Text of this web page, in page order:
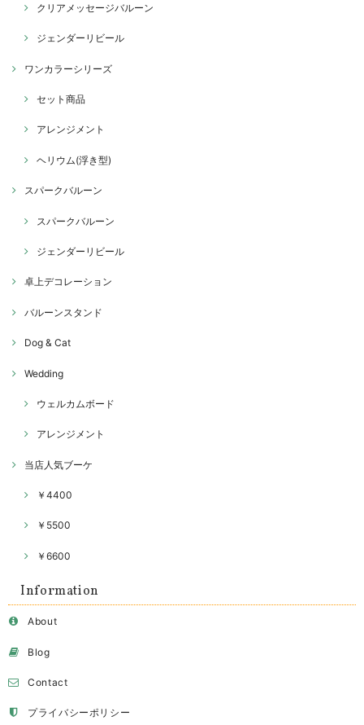
クリアメッセージバルーン
ジェンダーリビール
ワンカラーシリーズ
セット商品
アレンジメント
ヘリウム(浮き型)
スパークバルーン
スパークバルーン
ジェンダーリビール
卓上デコレーション
バルーンスタンド
Dog & Cat
Wedding
ウェルカムボード
アレンジメント
当店人気ブーケ
￥4400
￥5500
￥6600
Information
About
Blog
Contact
プライバシーポリシー